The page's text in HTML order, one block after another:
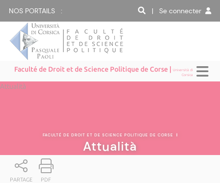
NOS PORTAILS : | Se connecter
Faculté de Droit et de Science Politique de Corse |Università di
Corsica
Attualità
FACULTÉ DE DROIT ET DE SCIENCE POLITIQUE DE CORSE |
Attualità
PARTAGE PDF